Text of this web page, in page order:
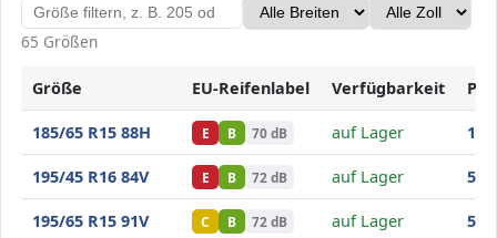
65 Größen
Größe EU-Reifenlabel Verfügbarkeit
Goodride SA37
185/65 R15 88H E B 70 dB auf Lager 118
Goodride SA37
195/45 R16 84V E B 72 dB auf Lager 51
Goodride SA37
195/65 R15 91V C B 72 dB auf Lager 51